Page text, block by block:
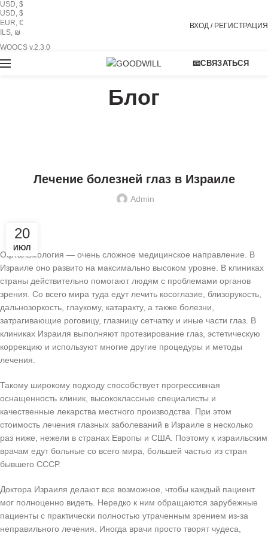
USD, $
USD, $
EUR, €
ILS, ₪
WOOCS v.2.3.0
ВХОД / РЕГИСТРАЦИЯ
📧СВЯЗАТЬСЯ
Блог
Лечение болезней глаз в Израиле
Admin
20
ИЮЛ
Офтальмология — очень сложное медицинское направление. В
Израиле оно развито на максимально высоком уровне. В клиниках
страны действительно помогают людям с проблемами органов
зрения. Со всего мира туда едут лечить косоглазие, близорукость,
дальнозоркость, глаукому, катаракту, а также болезни,
затрагивающие роговицу, глазницу сетчатку и иные части глаз. В
клиниках Израиля выполняют протезирование глаз, эстетическую
коррекцию и используют многие другие процедуры и методы
лечения.
Такому широкому подходу способствует прогрессивная
оснащенность клиник, высококлассные специалисты и
качественные лекарства местного производства. При этом
стоимость лечения глазных заболеваний в Израиле в несколько
раз ниже, нежели в странах Европы и США. Поэтому к израильским
врачам едут больные со всего мира, большей частью из стран
бывшего СССР.
Доктора Израиля делают все возможное, чтобы каждый пациент
мог полноценно видеть. Нередко к ним обращаются зарубежные
пациенты с практически полностью утраченным зрением из-за
неправильного лечения. Иногда врачи просто творят чудеса,